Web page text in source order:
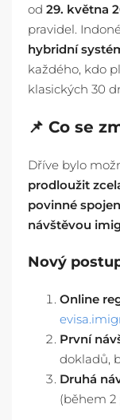
od 29. května
pravidel.
hybridní
každého, kdo
klasických 30
📌 Co se
Dříve bylo
prodloužit
povinné
návštěvou
Nový
Online
První
dokladů,
Druhá
(během 2